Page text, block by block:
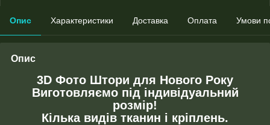
Опис Характеристики Доставка Оплата Умови
Опис
3D Фото Штори для Нового Року
Виготовляємо під індивідуальний
розмір!
Кілька видів тканин і кріплень.